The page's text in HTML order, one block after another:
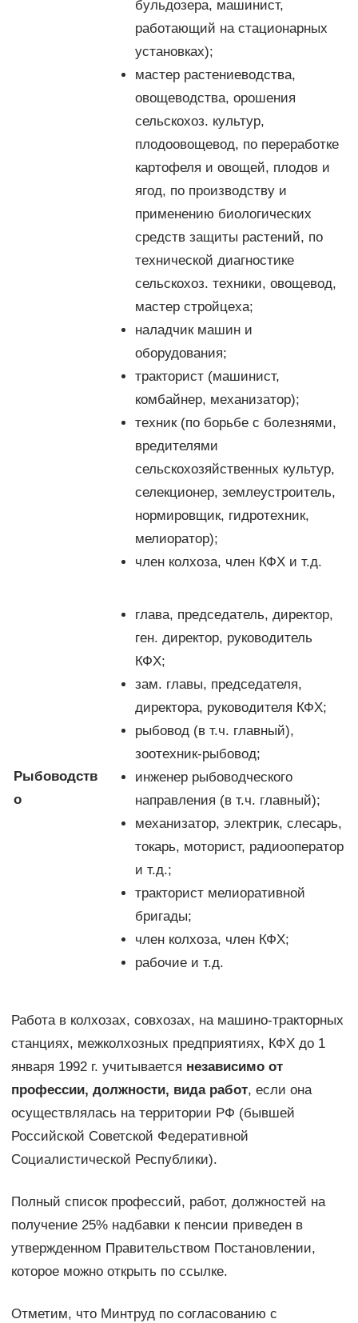
бульдозера, машинист,
работающий на стационарных
установках);
мастер растениеводства,
овощеводства, орошения
сельскохоз. культур,
плодоовощевод, по переработке
картофеля и овощей, плодов и
ягод, по производству и
применению биологических
средств защиты растений, по
технической диагностике
сельскохоз. техники, овощевод,
мастер стройцеха;
наладчик машин и
оборудования;
тракторист (машинист,
комбайнер, механизатор);
техник (по борьбе с болезнями,
вредителями
сельскохозяйственных культур,
селекционер, землеустроитель,
нормировщик, гидротехник,
мелиоратор);
член колхоза, член КФХ и т.д.
Рыбоводств
о
глава, председатель, директор,
ген. директор, руководитель
КФХ;
зам. главы, председателя,
директора, руководителя КФХ;
рыбовод (в т.ч. главный),
зоотехник-рыбовод;
инженер рыбоводческого
направления (в т.ч. главный);
механизатор, электрик, слесарь,
токарь, моторист, радиооператор
и т.д.;
тракторист мелиоративной
бригады;
член колхоза, член КФХ;
рабочие и т.д.
Работа в колхозах, совхозах, на машино-тракторных
станциях, межколхозных предприятиях, КФХ до 1
января 1992 г. учитывается независимо от
профессии, должности, вида работ, если она
осуществлялась на территории РФ (бывшей
Российской Советской Федеративной
Социалистической Республики).
Полный список профессий, работ, должностей на
получение 25% надбавки к пенсии приведен в
утвержденном Правительством Постановлении,
которое можно открыть по ссылке.
Отметим, что Минтруд по согласованию с